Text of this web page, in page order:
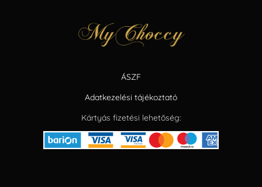
ÁSZF
Adatkezelési tájékoztató
Kártyás fizetési lehetőség: